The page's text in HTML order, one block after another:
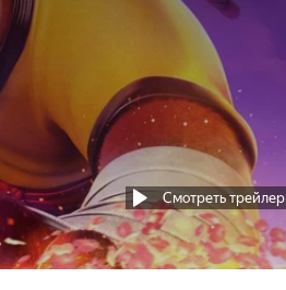
Смотреть трейлер